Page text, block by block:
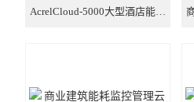
安科瑞交流电流传感器AcrelCloud-5000大型酒店能耗管理系统平台